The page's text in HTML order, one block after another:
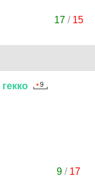
17/ 15
гекко
9 / 17